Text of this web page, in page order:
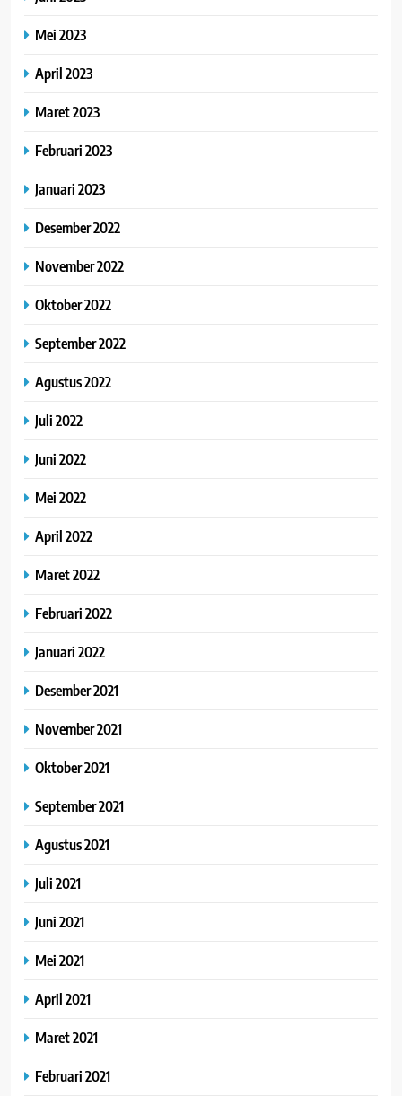
Mei 2023
April 2023
Maret 2023
Februari 2023
Januari 2023
Desember 2022
November 2022
Oktober 2022
September 2022
Agustus 2022
Juli 2022
Juni 2022
Mei 2022
April 2022
Maret 2022
Februari 2022
Januari 2022
Desember 2021
November 2021
Oktober 2021
September 2021
Agustus 2021
Juli 2021
Juni 2021
Mei 2021
April 2021
Maret 2021
Februari 2021